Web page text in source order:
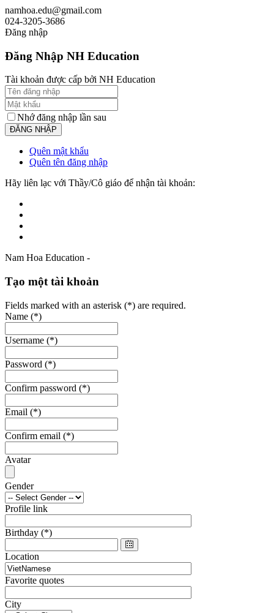
namhoa.edu@gmail.com
024-3205-3686
Đăng nhập
Đăng Nhập NH Education
Tài khoản được cấp bởi NH Education
Nhớ đăng nhập lần sau
Quên mật khẩu
Quên tên đăng nhập
Hãy liên lạc với Thầy/Cô giáo để nhận tài khoản:
Nam Hoa Education -
Tạo một tài khoản
Fields marked with an asterisk (*) are required.
Name (*)
Username (*)
Password (*)
Confirm password (*)
Email (*)
Confirm email (*)
Avatar
Gender
Profile link
Birthday (*)
Location
Favorite quotes
City